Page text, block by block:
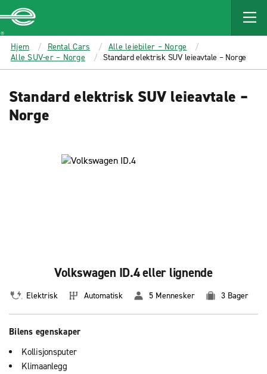
MAIN
CONTENT
Enterprise
Hjem Rental Cars
Alle leiebiler – Norge
Alle SUV-er – Norge
Standard elektrisk SUV leieavtale – Norge
Standard elektrisk SUV leieavtale –
Norge
Volkswagen ID.4 eller lignende
Elektrisk Automatisk 5 Mennesker 3 Bager
Bilens egenskaper
Kollisjonsputer
Klimaanlegg